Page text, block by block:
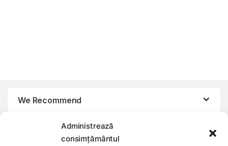
Administrează
consimțământul
We Recommend
My Account